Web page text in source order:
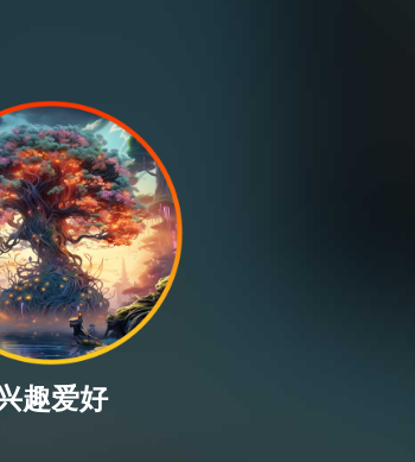
栏目包装师
15-20K